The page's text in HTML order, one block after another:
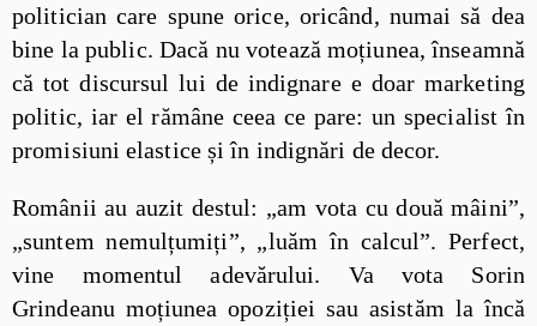
politician care spune orice, oricând, numai să dea
bine la public. Dacă nu votează moțiunea, înseamnă
că tot discursul lui de indignare e doar marketing
politic, iar el rămâne ceea ce pare: un specialist în
promisiuni elastice și în indignări de decor.
Românii au auzit destul: „am vota cu două mâini”,
„suntem nemulțumiți”, „luăm în calcul”. Perfect,
vine momentul adevărului. Va vota Sorin
Grindeanu moțiunea opoziției sau asistăm la încă